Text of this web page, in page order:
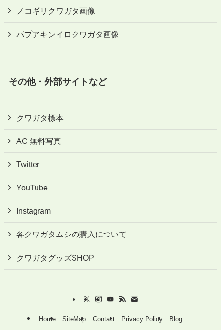
ノコギリクワガタ画像
パプアキンイロクワガタ画像
その他・外部サイトなど
クワガタ標本
AC 無料写真
Twitter
YouTube
Instagram
各クワガタムシの購入について
クワガタグッズSHOP
Home SiteMap Contact Privacy Policy Blog